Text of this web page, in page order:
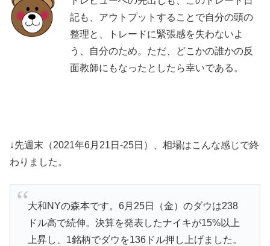
記も、アウトプットすることで自分の頭の
整理と、トレードに緊張感を失わないよ
う、自分のため。ただ、どこかの誰かの反
面教師にもなったとしたら幸いである。
↓先週末（2021年6月21日-25日）、相場はこんな感じで終
わりました。
大和NYの森本です。6月25日（金）のダウは238
ドル高で続伸。決算を発表したナイキが15%以上
上昇し、1銘柄でダウを136ドル押し上げました。